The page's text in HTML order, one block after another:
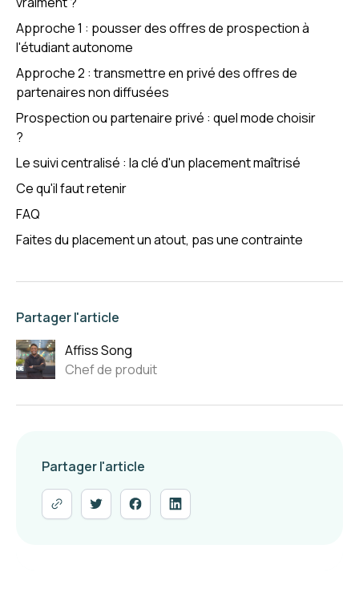
Approche 1 : pousser des offres de prospection à
l'étudiant autonome
Approche 2 : transmettre en privé des offres de
partenaires non diffusées
Prospection ou partenaire privé : quel mode choisir
?
Le suivi centralisé : la clé d'un placement maîtrisé
Ce qu'il faut retenir
FAQ
Faites du placement un atout, pas une contrainte
Partager l'article
Affiss Song
Chef de produit
Partager l'article